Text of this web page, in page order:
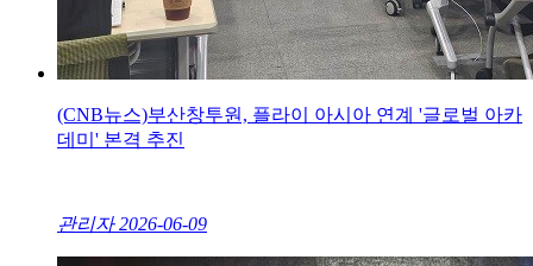
(CNB뉴스)부산창투원, 플라이 아시아 연계 '글로벌 아카
데미' 본격 추진
관리자 2026-06-09